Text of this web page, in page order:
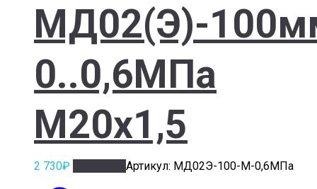
МД02(Э)-
0..0,6МПа
М20х1,5
2 730₽ Артикул: МД02Э-100-М-0,6МПа